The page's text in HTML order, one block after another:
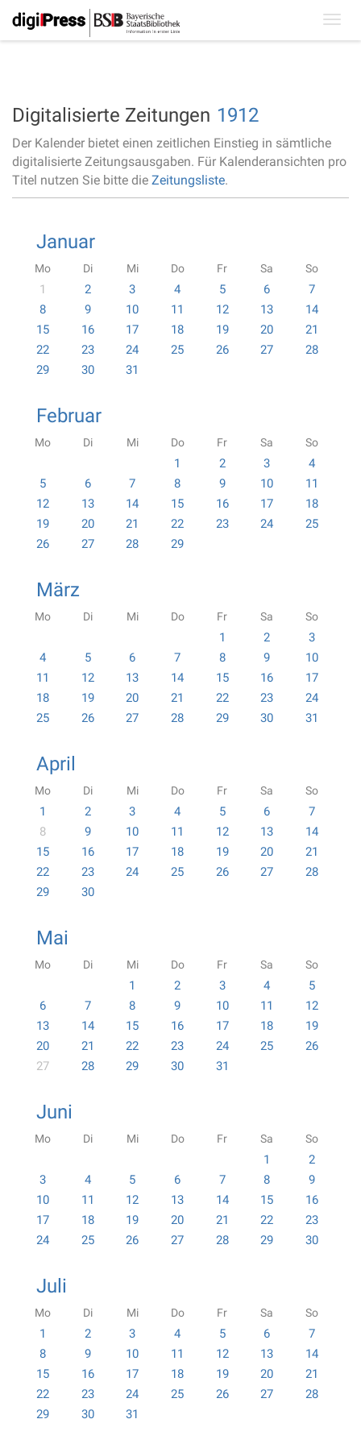
Digitalisierte Zeitungen 1912
Der Kalender bietet einen zeitlichen Einstieg in sämtliche
digitalisierte Zeitungsausgaben. Für Kalenderansichten pro
Titel nutzen Sie bitte die Zeitungsliste.
Januar
Mo Di Mi Do Fr Sa So
1 2 3 4 5 6
7
8
9 10 11 12 13
14
15
16 17 18 19 20
21
22
23 24 25 26 27
28
29
30 31
Februar
Mo Di Mi Do Fr Sa So
1 2 3
4
5
6 7 8 9 10
11
12
13 14 15 16 17
18
19
20 21 22 23 24
25
26
27 28 29
März
Mo Di Mi Do Fr Sa So
1 2
3
4
5 6 7 8 9
10
11
12 13 14 15 16
17
18
19 20 21 22 23
24
25
26 27 28 29 30 31
April
Mo Di Mi Do Fr Sa So
1 2 3 4 5 6
7
8
9 10 11 12 13
14
15
16 17 18 19 20
21
22
23 24 25 26 27
28
29
30
Mai
Mo Di Mi Do Fr Sa So
1 2 3 4
5
6
7 8 9 10 11
12
13
14 15 16 17 18
19
20
21 22 23 24 25
26
27
28 29 30 31
Juni
Mo Di Mi Do Fr Sa So
1
2
3
4 5 6 7 8
9
10
11 12 13 14 15
16
17
18 19 20 21 22
23
24
25 26 27 28 29 30
Juli
Mo Di Mi Do Fr Sa So
1 2 3 4 5 6
7
8
9 10 11 12 13
14
15
16 17 18 19 20
21
22
23 24 25 26 27
28
29
30 31